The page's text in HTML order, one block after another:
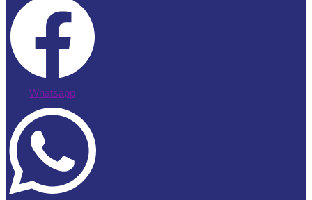
Whatsapp